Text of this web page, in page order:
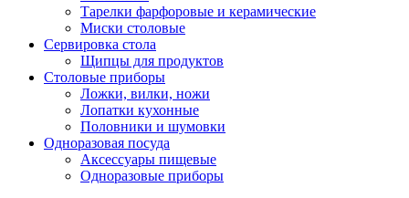
Тарелки фарфоровые и керамические
Миски столовые
Сервировка стола
Щипцы для продуктов
Столовые приборы
Ложки, вилки, ножи
Лопатки кухонные
Половники и шумовки
Одноразовая посуда
Аксессуары пищевые
Одноразовые приборы